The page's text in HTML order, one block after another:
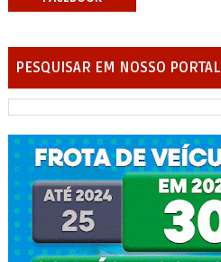
PESQUISAR EM NOSSO PORTAL